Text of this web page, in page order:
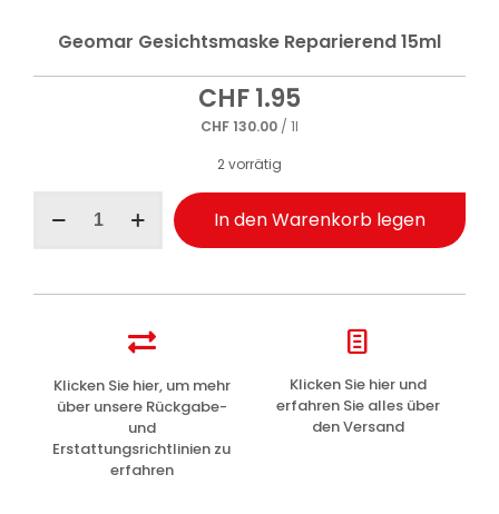
Geomar Gesichtsmaske Reparierend 15ml
CHF1.95
CHF130.00 / 1l
2 vorrätig
Gesichtsmaske
In den Warenkorb legen
Klicken Sie hier, um mehr
über unsere Rückgabe-
und
Erstattungsrichtlinien zu
erfahren
Klicken Sie hier und
erfahren Sie alles über
den Versand